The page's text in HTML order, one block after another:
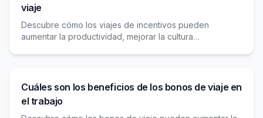
viaje
Descubre cómo los viajes de incentivos pueden
aumentar la productividad, mejorar la cultura
Cuáles son los beneficios de los bonos de viaje en
el trabajo